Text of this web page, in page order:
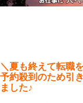
＼夏も終えて転職
予約殺到のため引
ました♪